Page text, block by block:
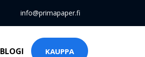
info@primapaper.fi
BLOGI KAUPPA